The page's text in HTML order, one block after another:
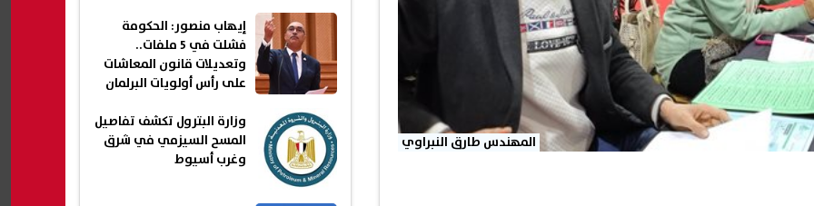
المهندس طارق النبراوي
إيهاب منصور: الحكومة
فشلت في 5 ملفات..
وتعديلات قانون المعاشات
على رأس أولويات البرلمان
وزارة البترول تكشف تفاصيل
المسح السيزمي في شرق
وغرب أسيوط